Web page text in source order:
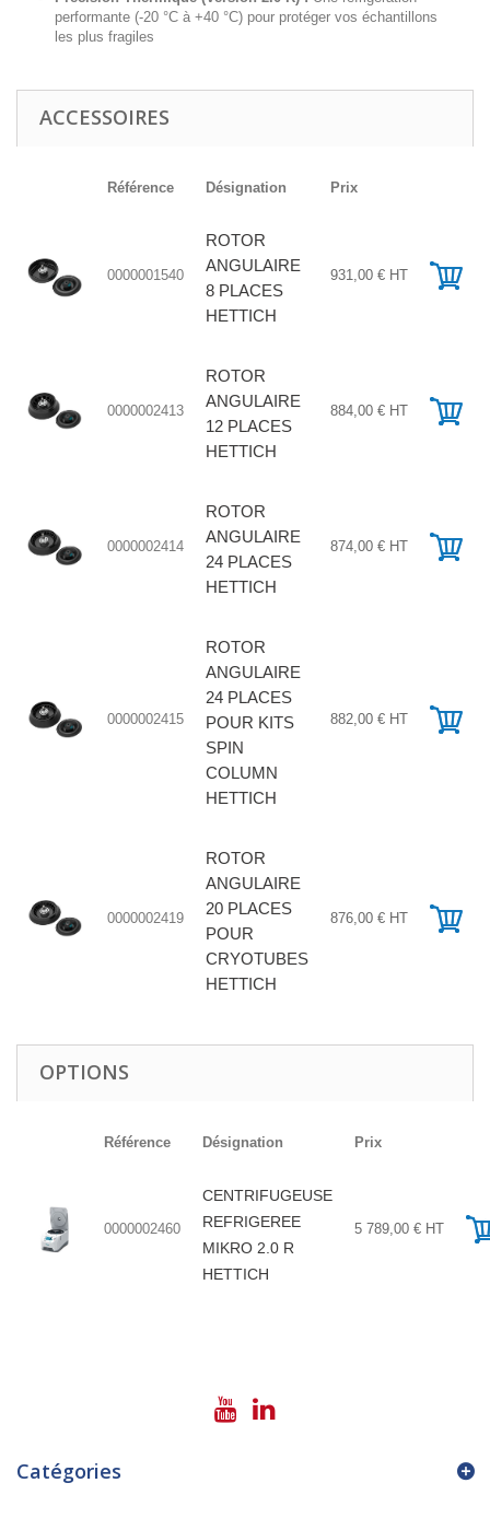
performante (-20 °C à +40 °C) pour protéger vos échantillons
les plus fragiles
ACCESSOIRES
Référence Désignation Prix
0000001540
ROTOR
ANGULAIRE
8 PLACES
HETTICH
931,00 € HT
0000002413
ROTOR
ANGULAIRE
12 PLACES
HETTICH
884,00 € HT
0000002414
ROTOR
ANGULAIRE
24 PLACES
HETTICH
874,00 € HT
0000002415
ROTOR
ANGULAIRE
24 PLACES
POUR KITS
SPIN
COLUMN
HETTICH
882,00 € HT
0000002419
ROTOR
ANGULAIRE
20 PLACES
POUR
CRYOTUBES
HETTICH
876,00 € HT
OPTIONS
Référence Désignation Prix
0000002460
CENTRIFUGEUSE
REFRIGEREE
MIKRO 2.0 R
HETTICH
5 789,00 € HT
Catégories